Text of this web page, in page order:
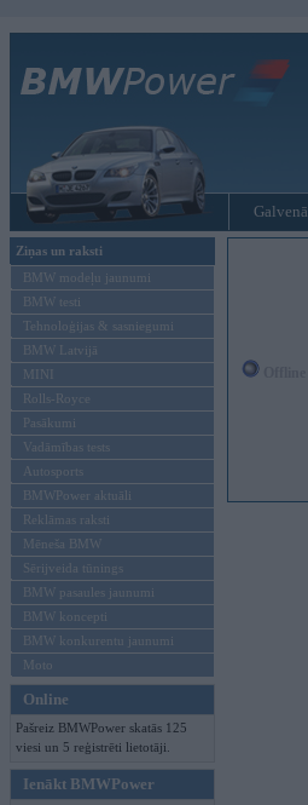
Galvenā
Ziņas un raksti
BMW modeļu jaunumi
BMW testi
Tehnoloģijas & sasniegumi
BMW Latvijā
MINI
Rolls-Royce
Pasākumi
Vadāmības tests
Autosports
BMWPower aktuāli
Reklāmas raksti
Mēneša BMW
Sērijveida tūnings
BMW pasaules jaunumi
BMW koncepti
BMW konkurentu jaunumi
Moto
Online
Pašreiz BMWPower skatās 125
viesi un 5 reģistrēti lietotāji.
Ienākt BMWPower